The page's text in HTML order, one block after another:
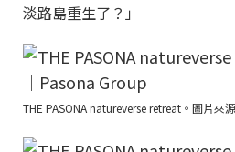
淡路島重生了？」
THE PASONA natureverse retreat。圖片來